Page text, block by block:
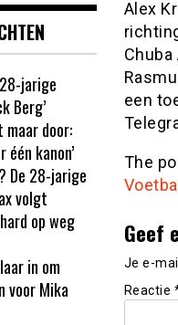
Alex
een
The
Geef
Je e-
Reactie
jarige
Berg’
door:
één kanon’
De 28-jarige
volgt
op weg
in om
voor Mika